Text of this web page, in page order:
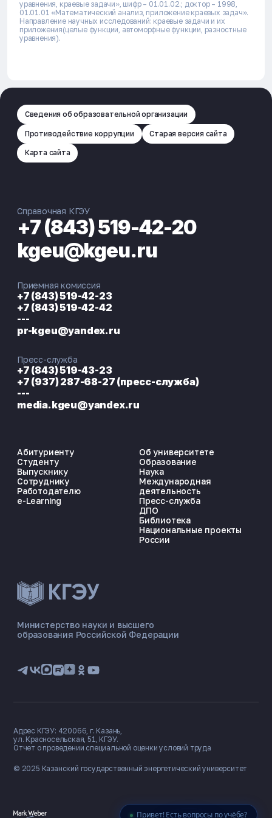
Привет! Есть вопросы по учёбе?
ЭНЕРГОКОД — ПОМОЩНИК КГЭУ
📋 Приёмная комиссия
🏠 Общежитие
уравнения, краевые задачи», шифр – 01.01.02.; доктор – 1998,
01.01.01 «Математический анализ, приложение краевых задач».
Направление научных исследований: краевые задачи и их
приложения(целые функции, автоморфные функции, разностные
уравнения).
Сведения об образовательной организации
Противодействие коррупции Старая версия сайта
Карта сайта
Министерство науки и высшего
образования Российской Федерации
Абитуриенту
Студенту
Выпускнику
Сотруднику
Работодателю
e-Learning
Об университете
Образование
Наука
Международная
деятельность
Пресс-служба
ДПО
Библиотека
Национальные проекты
России
Справочная КГЭУ
+7 (843) 519-42-20
kgeu@kgeu.ru
Приемная комиссия
+7 (843) 519-42-23
+7 (843) 519-42-42
---
pr-kgeu@yandex.ru
Пресс-служба
+7 (843) 519-43-23
+7 (937) 287-68-27 (пресс-служба)
---
media.kgeu@yandex.ru
© 2025 Казанский государственный энергетический университет
Адрес КГЭУ: 420066, г. Казань,
ул. Красносельская, 51, КГЭУ.
Отчет о проведении специальной оценки условий труда